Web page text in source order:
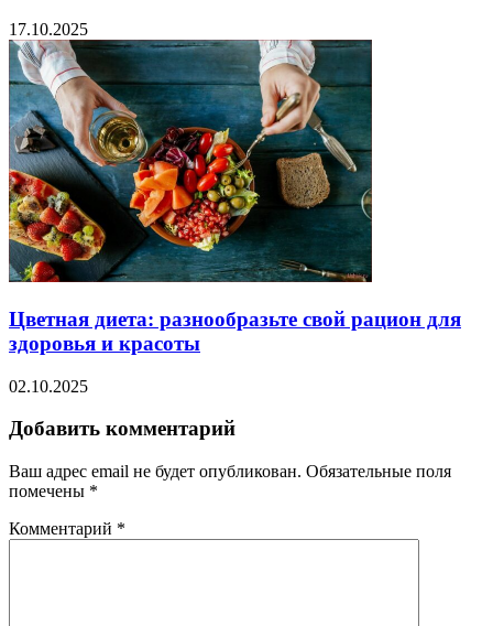
17.10.2025
Цветная диета: разнообразьте свой рацион для
здоровья и красоты
02.10.2025
Добавить комментарий
Ваш адрес email не будет опубликован. Обязательные поля
помечены *
Комментарий *